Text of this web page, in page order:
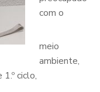
com o
meio
ambiente,
ciclo,